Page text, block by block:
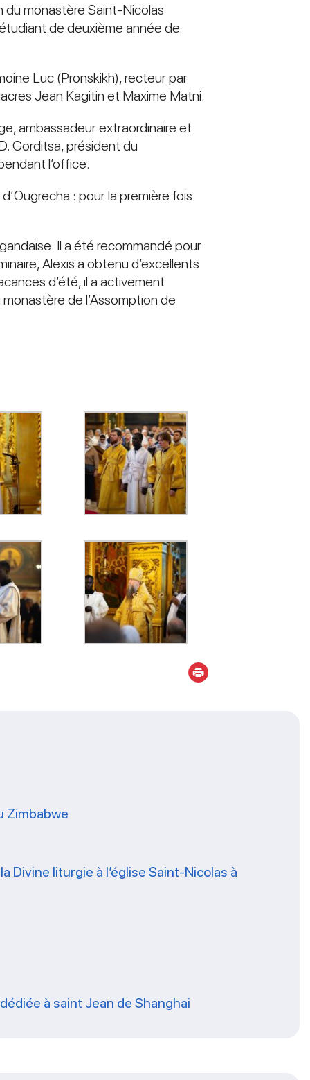
du monastère Saint-Nicolas
de deuxième année de
Luc (Pronskikh), recteur par
Jean Kagitin et Maxime Matni.
ambassadeur extraordinaire et
Gorditsa, président du
l’office.
: pour la première fois
Il a été recommandé pour
Alexis a obtenu d’excellents
d’été, il a activement
de l’Assomption de
Zimbabwe
Divine liturgie à l’église Saint-Nicolas à
à saint Jean de Shanghai